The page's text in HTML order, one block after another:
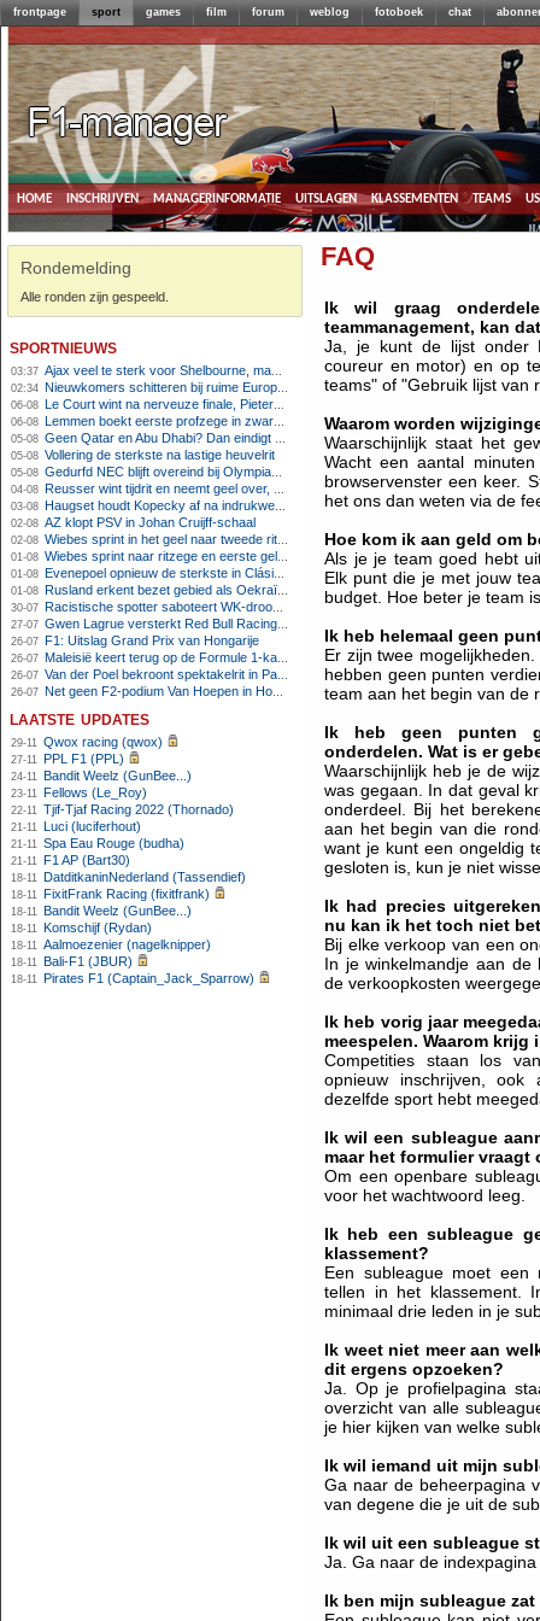
frontpage sport games film forum weblog fotoboek chat
home inschrijven managerinformatie uitslagen klassementen teams
Rondemelding
Alle ronden zijn gespeeld.
sportnieuws
03:37 Ajax veel te sterk voor Shelbourne, maar houdt schade beperkt
02:34 Nieuwkomers schitteren bij ruime Europese zege FC Twente
06-08 Le Court wint na nerveuze finale, Pieterse derde
06-08 Lemmen boekt eerste profzege in zware Ronde van Polen-rit
05-08 Geen Qatar en Abu Dhabi? Dan eindigt Formule 1-seizoen mogelijk in Europa
05-08 Vollering de sterkste na lastige heuvelrit
05-08 Gedurfd NEC blijft overeind bij Olympiakos
04-08 Reusser wint tijdrit en neemt geel over, Nooijen knap tweede
03-08 Haugset houdt Kopecky af na indrukwekkende solo van 86 kilometer
02-08 AZ klopt PSV in Johan Cruijff-schaal
02-08 Wiebes sprint in het geel naar tweede ritzege
01-08 Wiebes sprint naar ritzege en eerste gele trui in Tour Femmes
01-08 Evenepoel opnieuw de sterkste in Clásica San Sebastián
01-08 Rusland erkent bezet gebied als Oekraïens voor opheffing IOC-schorsing
30-07 Racistische spotter saboteert WK-droom van powerliftster
27-07 Gwen Lagrue versterkt Red Bull Racing vanaf 2027
26-07 F1: Uitslag Grand Prix van Hongarije
26-07 Maleisië keert terug op de Formule 1-kalender in 2026
26-07 Van der Poel bekroont spektakelrit in Parijs met nipte zege; eindzege Pogacar
26-07 Net geen F2-podium Van Hoepen in Hongarije, Leon maakt indruk
laatste updates
29-11 Qwox racing (qwox)
27-11 PPL F1 (PPL)
24-11 Bandit Weelz (GunBee...)
23-11 Fellows (Le_Roy)
22-11 Tjif-Tjaf Racing 2022 (Thornado)
21-11 Luci (luciferhout)
21-11 Spa Eau Rouge (budha)
21-11 F1 AP (Bart30)
18-11 DatditkaninNederland (Tassendief)
18-11 FixitFrank Racing (fixitfrank)
18-11 Bandit Weelz (GunBee...)
18-11 Komschijf (Rydan)
18-11 Aalmoezenier (nagelknipper)
18-11 Bali-F1 (JBUR)
18-11 Pirates F1 (Captain_Jack_Sparrow)
FAQ
Ik wil graag
teammanagement, kan
Ja, je kunt de lijst onder
coureur en motor) en op
teams" of "Gebruik lijst van
Waarom worden
Waarschijnlijk staat het
Wacht een aantal
browservenster een keer.
het ons dan weten via de
Hoe kom ik aan geld om
Als je je team goed hebt
Elk punt die je met jouw
budget. Hoe beter je team
Ik heb helemaal geen
Er zijn twee
hebben geen punten
team aan het begin van de
Ik heb geen punten
onderdelen. Wat is er
Waarschijnlijk heb je de
was gegaan. In dat geval
onderdeel. Bij het
aan het begin van die
want je kunt een ongeldig
gesloten is, kun je niet
Ik had precies
nu kan ik het toch niet
Bij elke verkoop van een
In je winkelmandje aan
de verkoopkosten
Ik heb vorig jaar
meespelen. Waarom
Competities staan los
opnieuw inschrijven,
dezelfde sport hebt
Ik wil een subleague
maar het formulier vraagt
Om een openbare
voor het wachtwoord leeg.
Ik heb een subleague
klassement?
Een subleague moet
tellen in het klassement.
minimaal drie leden in je
Ik weet niet meer aan
dit ergens opzoeken?
Ja. Op je profielpagina
overzicht van alle
je hier kijken van welke
Ik wil iemand uit mijn
Ga naar de beheerpagina
van degene die je uit de
Ik wil uit een subleague
Ja. Ga naar de
Ik ben mijn subleague